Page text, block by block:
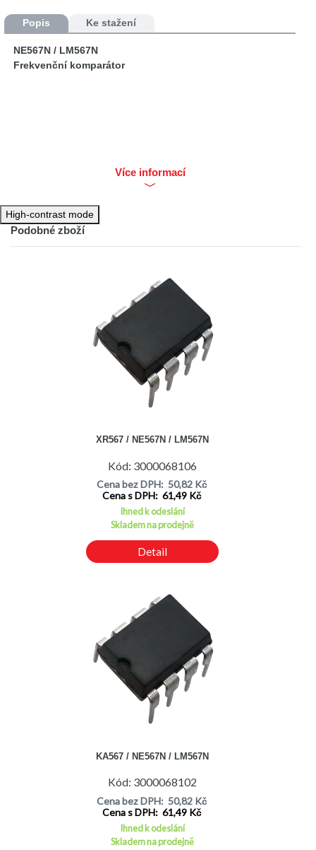
Popis Ke stažení
NE567N / LM567N
Frekvenční komparátor
Více informací
High-contrast mode
Podobné zboží
XR567 / NE567N / LM567N
Kód: 3000068106
Cena bez DPH: 50,82 Kč
Cena s DPH: 61,49 Kč
Ihned k odeslání
Skladem na prodejně
Detail
KA567 / NE567N / LM567N
Kód: 3000068102
Cena bez DPH: 50,82 Kč
Cena s DPH: 61,49 Kč
Ihned k odeslání
Skladem na prodejně